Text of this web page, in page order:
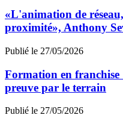
«L'animation de
proximité», Anthony
Publié le 27/05/2026
Formation en franchise
preuve par le terrain
Publié le 27/05/2026